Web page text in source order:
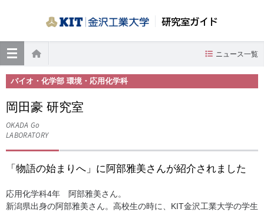
研究室ガイド
ホーム
ニュース一覧
バイオ・化学部 環境・応用化学科
岡田豪 研究室
OKADA Go
LABORATORY
「物語の始まりへ」に阿部雅美さんが紹介されました
応用化学科4年 阿部雅美さん。
新潟県出身の阿部雅美さん。高校生の時に、KIT金沢工業大学の学生